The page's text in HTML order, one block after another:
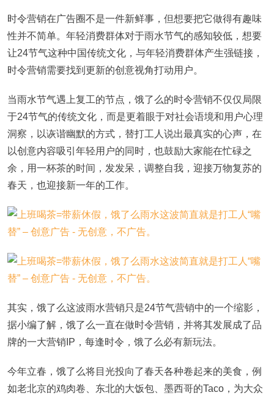
时令营销在广告圈不是一件新鲜事，但想要把它做得有趣味
性并不简单。年轻消费群体对于雨水节气的感知较低，想要
让24节气这种中国传统文化，与年轻消费群体产生强链接，
时令营销需要找到更新的创意视角打动用户。
当雨水节气遇上复工的节点，饿了么的时令营销不仅仅局限
于24节气的传统文化，而是更着眼于对社会语境和用户心理
洞察，以诙谐幽默的方式，替打工人说出最真实的心声，在
以创意内容吸引年轻用户的同时，也鼓励大家能在忙碌之
余，用一杯茶的时间，发发呆，调整自我，迎接万物复苏的
春天，也迎接新一年的工作。
其实，饿了么这波雨水营销只是24节气营销中的一个缩影，
据小编了解，饿了么一直在做时令营销，并将其发展成了品
牌的一大营销IP，每逢时令，饿了么必有新玩法。
今年立春，饿了么将目光投向了春天各种卷起来的美食，例
如老北京的鸡肉卷、东北的大饭包、墨西哥的Taco，为大众